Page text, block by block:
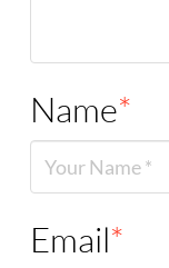
Name*
Email*